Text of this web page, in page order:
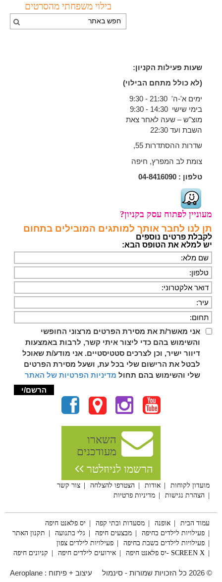
בילוי משפחתי מהסרטים
שעות פעילות הקניון:
(לא כולל מתחם הבילוי)
ימים א'-ה' 21:30 - 9:30
בימי שישי 14:30 - 9:30
מוצ"ש – שעה לאחר צאת
השבת ועד 22:30
שדרות ההסתדרות 55,
צומת לב המפרץ, חיפה
טלפון : 04-8416090
מעוניין לפתוח עסק בקניון?
תן לנו לחבר אותך למותגים המובילים בתחום
לקבלת פרטים נוספים
יש למלא את הטופס הבא:
אני מאשר/ת את מסירת הפרטים מרצוני החופשי
והשימוש בהם כדי ליצור איתי קשר, לרבות באמצעות
דיוור ישיר, וכן לצרכים סטטיסטיים. אני מודע/ת שאוכל
לבטל את הרישום שלי בכל עת, ושעל מסירת הפרטים
שלי והשימוש בהם תחול מדיניות הפרטיות של האתר
השארו
מעודכנים
הרשמו לניוזלטר
מועדון לקוחות אודות הצטרפו להצלחה
צור קשר
הצהרת נגישות
מדיניות פרטיות
עמוד הבית אופנה מסעדות ובתי קפה
יס פלאנט חיפה
פעילויות לילדים בחיפה
מבצעים חיפה גלי בתנועה
תקנון האתר
פעילויות לילדים בשבת בחיפה
פעילויות לילדים צפון
SCREEN X -יס פלאנט חיפה
אירועים לילדים חיפה קניונים חיפה
© 2026 כל הזכויות שמורות - סינמול עיצוב + פיתוח : Aeroplane